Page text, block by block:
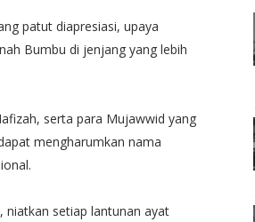
patut diapresiasi, upaya
Bumbu di jenjang yang lebih
serta para Mujawwid yang
mengharumkan nama
niatkan setiap lantunan ayat